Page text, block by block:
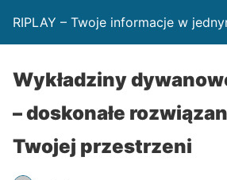
RIPLAY – Twoje informacje w
Wykładziny
– doskonałe
Twojej przestrzeni